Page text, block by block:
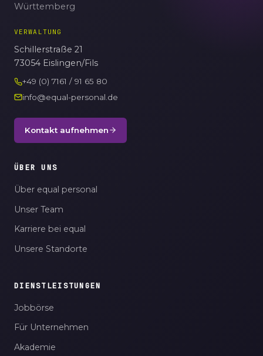
Württemberg
VERWALTUNG
Schillerstraße 21
73054 Eislingen/Fils
+49 (0) 7161 / 91 65 80
info@equal-personal.de
Kontakt aufnehmen
ÜBER UNS
Über equal personal
Unser Team
Karriere bei equal
Unsere Standorte
DIENSTLEISTUNGEN
Jobbörse
Für Unternehmen
Akademie